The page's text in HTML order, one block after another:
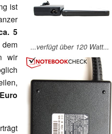
ist
5
wir
...verfügt über 120 Watt...